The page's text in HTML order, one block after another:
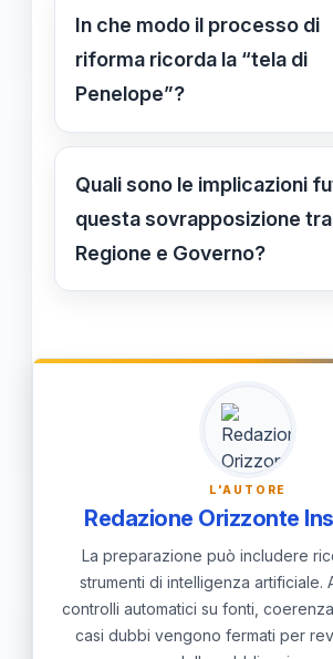
risorse in alcune zone e
servizi nelle aree più
con possibili ripercussioni
In che modo il processo di
riforma ricorda la “tela di
Penelope”?
Proprio come Penelope
la sua tela, la Regione tenta
riorganizzare le autonomie,
Governo interviene a
Quali sono le implicazioni
questa sovrapposizione tra
Regione e Governo?
Le implicazioni
aumento delle tensioni
rischio di perdita di identità
sistema scolastico sardo.
L'AUTORE
Redazione Orizzonte
La preparazione può includere
strumenti di intelligenza artificiale.
controlli automatici su fonti,
casi dubbi vengono fermati per